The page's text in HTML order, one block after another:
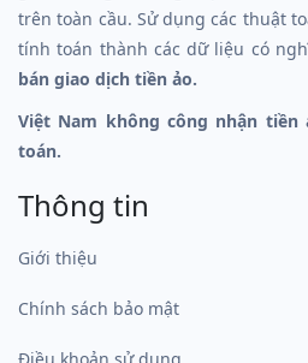
trên toàn cầu. Sử dụng các thuật
tính toán thành các dữ liệu có
bán giao dịch tiền ảo.
Việt Nam không công nhận
toán.
Thông tin
Giới thiệu
Chính sách bảo mật